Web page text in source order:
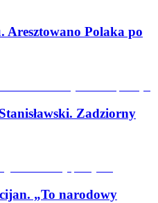
Polaka po
Zadziorny
„To narodowy